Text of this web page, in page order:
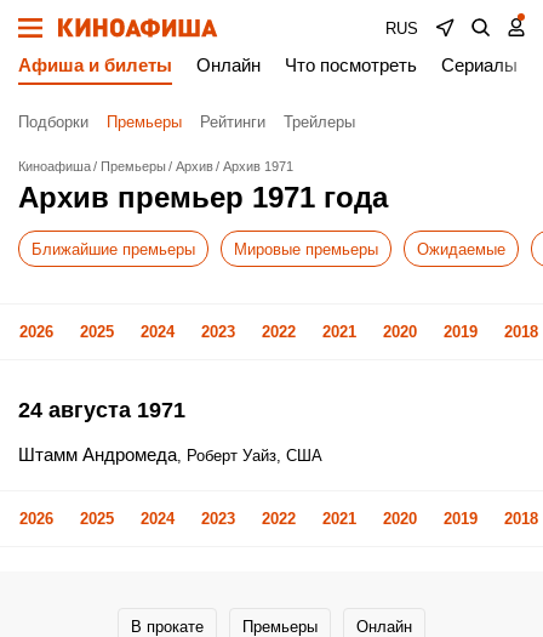
RUS
Афиша и билеты Онлайн Что посмотреть Сериалы
Подборки Премьеры Рейтинги Трейлеры
Киноафиша Премьеры Архив Архив 1971
Архив премьер 1971 года
Ближайшие премьеры Мировые премьеры Ожидаемые
2026 2025 2024 2023 2022 2021 2020 2019 2018
24 августа 1971
Штамм Андромеда, Роберт Уайз, США
2026 2025 2024 2023 2022 2021 2020 2019 2018
В прокате Премьеры Онлайн